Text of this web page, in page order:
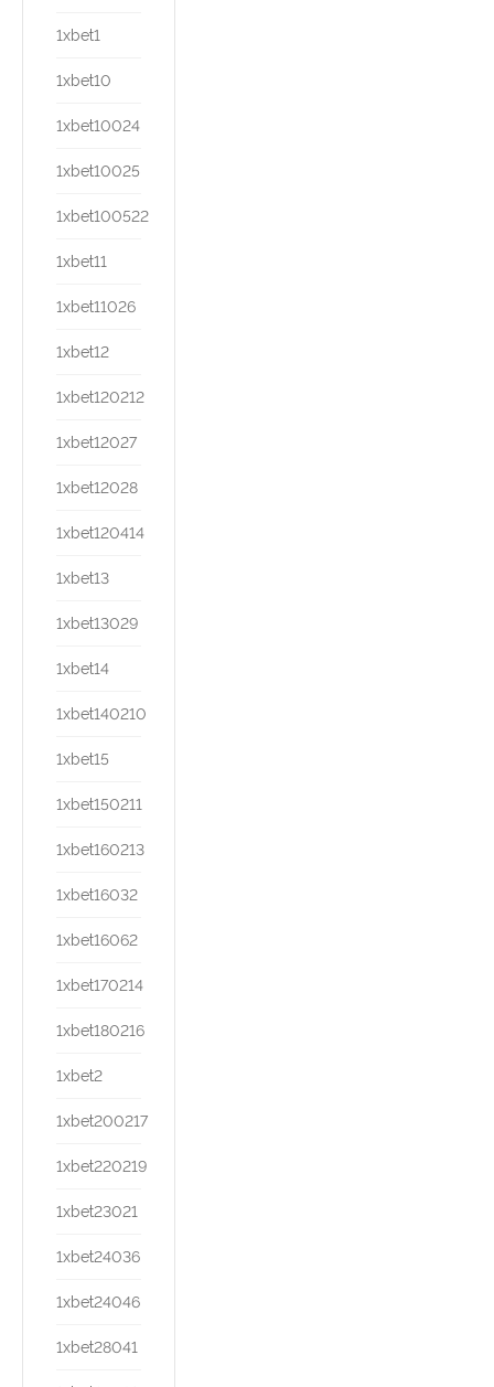
1xbet1
1xbet10
1xbet10024
1xbet10025
1xbet100522
1xbet11
1xbet11026
1xbet12
1xbet120212
1xbet12027
1xbet12028
1xbet120414
1xbet13
1xbet13029
1xbet14
1xbet140210
1xbet15
1xbet150211
1xbet160213
1xbet16032
1xbet16062
1xbet170214
1xbet180216
1xbet2
1xbet200217
1xbet220219
1xbet23021
1xbet24036
1xbet24046
1xbet28041